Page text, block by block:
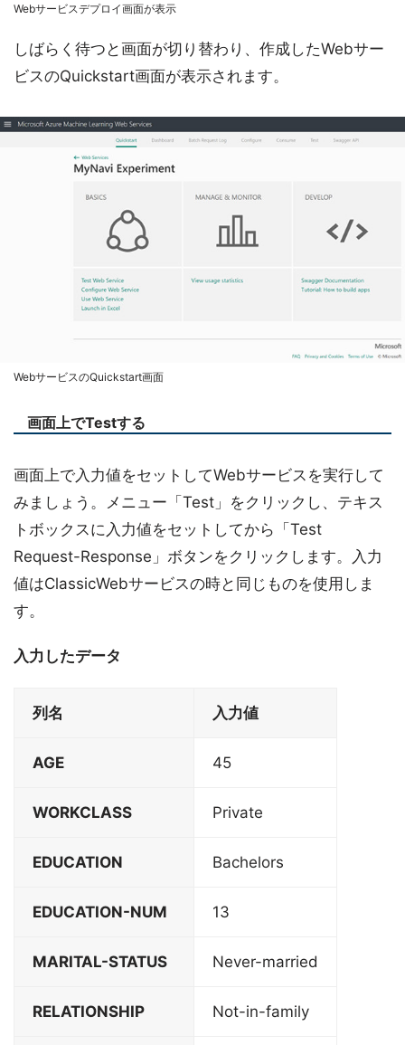
Webサービスデプロイ画面が表示
しばらく待つと画面が切り替わり、作成したWebサー
ビスのQuickstart画面が表示されます。
WebサービスのQuickstart画面
画面上でTestする
画面上で入力値をセットしてWebサービスを実行して
みましょう。メニュー「Test」をクリックし、テキス
トボックスに入力値をセットしてから「Test
Request-Response」ボタンをクリックします。入力
値はClassicWebサービスの時と同じものを使用しま
す。
入力したデータ
列名 入力値
AGE 45
WORKCLASS Private
EDUCATION Bachelors
EDUCATION-NUM 13
MARITAL-STATUS Never-married
RELATIONSHIP Not-in-family